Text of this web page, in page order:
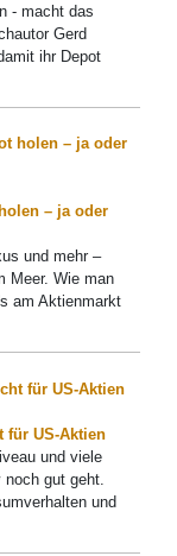
- macht das
Gerd
ihr Depot
– ja oder
und mehr –
Meer. Wie man
am Aktienmarkt
für US-Aktien
und viele
noch gut geht.
und